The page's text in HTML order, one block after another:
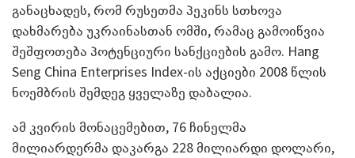
განაცხადეს, რომ რუსეთმა პეკინს სთხოვა
დახმარება უკრაინასთან ომში, რამაც გამოიწვია
შეშფოთება პოტენციური სანქციების გამო. Hang
Seng China Enterprises Index-ის აქციები 2008 წლის
ნოემბრის შემდეგ ყველაზე დაბალია.
ამ კვირის მონაცემებით, 76 ჩინელმა
მილიარდერმა დაკარგა 228 მილიარდი დოლარი,